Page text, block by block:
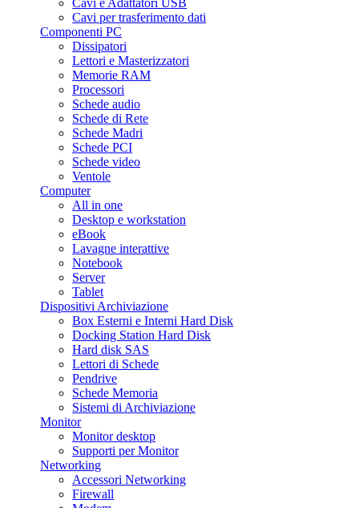
Cavi e Adattatori USB
Cavi per trasferimento dati
Componenti PC
Dissipatori
Lettori e Masterizzatori
Memorie RAM
Processori
Schede audio
Schede di Rete
Schede Madri
Schede PCI
Schede video
Ventole
Computer
All in one
Desktop e workstation
eBook
Lavagne interattive
Notebook
Server
Tablet
Dispositivi Archiviazione
Box Esterni e Interni Hard Disk
Docking Station Hard Disk
Hard disk SAS
Lettori di Schede
Pendrive
Schede Memoria
Sistemi di Archiviazione
Monitor
Monitor desktop
Supporti per Monitor
Networking
Accessori Networking
Firewall